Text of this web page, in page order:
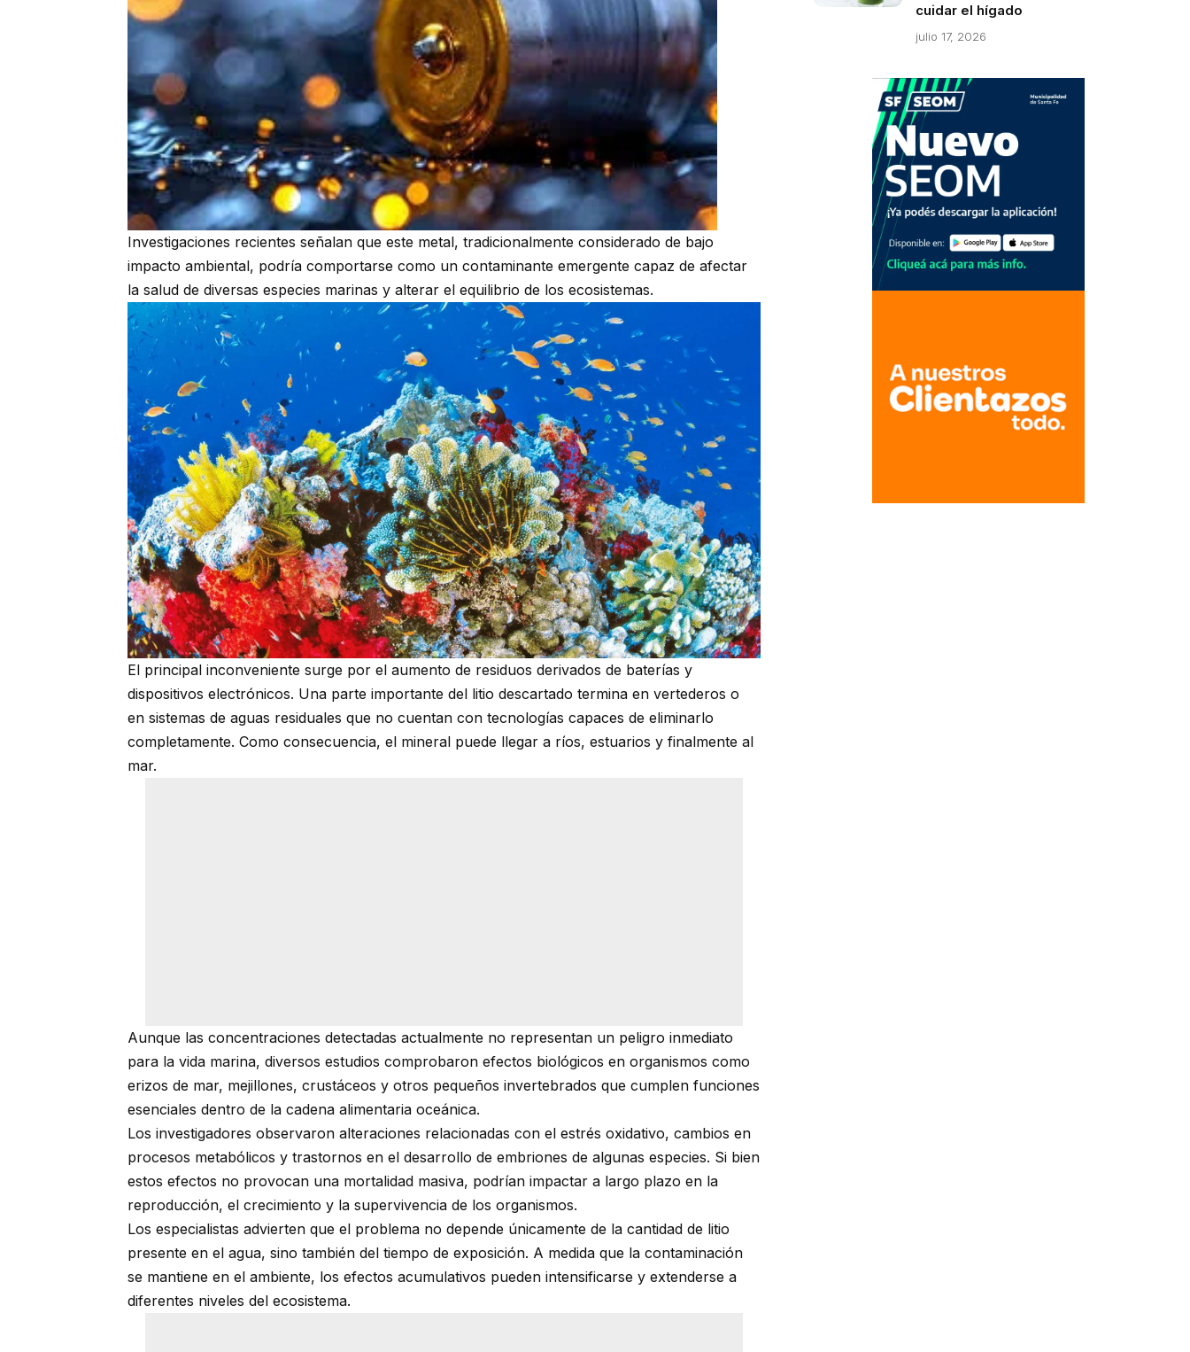
Investigaciones recientes señalan que este metal, tradicionalmente considerado de bajo
impacto ambiental, podría comportarse como un contaminante emergente capaz de afectar
la salud de diversas especies marinas y alterar el equilibrio de los ecosistemas.
El principal inconveniente surge por el aumento de residuos derivados de baterías y
dispositivos electrónicos. Una parte importante del litio descartado termina en vertederos o
en sistemas de aguas residuales que no cuentan con tecnologías capaces de eliminarlo
completamente. Como consecuencia, el mineral puede llegar a ríos, estuarios y finalmente al
mar.
Aunque las concentraciones detectadas actualmente no representan un peligro inmediato
para la vida marina, diversos estudios comprobaron efectos biológicos en organismos como
erizos de mar, mejillones, crustáceos y otros pequeños invertebrados que cumplen funciones
esenciales dentro de la cadena alimentaria oceánica.
Los investigadores observaron alteraciones relacionadas con el estrés oxidativo, cambios en
procesos metabólicos y trastornos en el desarrollo de embriones de algunas especies. Si bien
estos efectos no provocan una mortalidad masiva, podrían impactar a largo plazo en la
reproducción, el crecimiento y la supervivencia de los organismos.
Los especialistas advierten que el problema no depende únicamente de la cantidad de litio
presente en el agua, sino también del tiempo de exposición. A medida que la contaminación
se mantiene en el ambiente, los efectos acumulativos pueden intensificarse y extenderse a
diferentes niveles del ecosistema.
cuidar el hígado
julio 17, 2026